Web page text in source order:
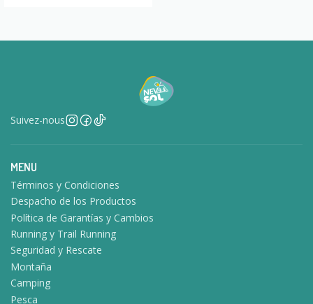
Suivez-nous
MENU
Términos y Condiciones
Despacho de los Productos
Política de Garantías y Cambios
Running y Trail Running
Seguridad y Rescate
Montaña
Camping
Pesca